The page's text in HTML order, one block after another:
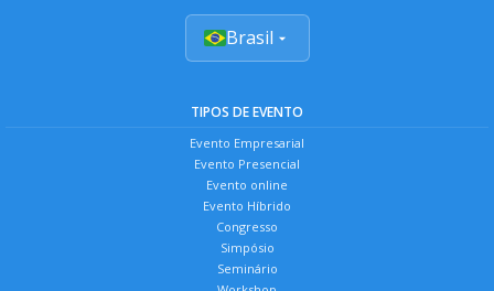
Brasil
TIPOS DE EVENTO
Evento Empresarial
Evento Presencial
Evento online
Evento Híbrido
Congresso
Simpósio
Seminário